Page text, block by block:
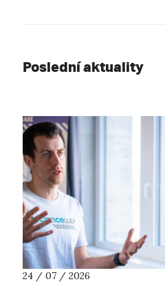
Poslední aktuality
24 / 07 / 2026